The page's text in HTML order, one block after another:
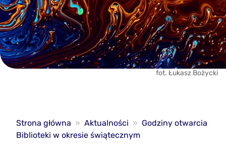
fot. Łukasz Bożycki
Strona główna » Aktualności » Godziny otwarcia
Biblioteki w okresie świątecznym